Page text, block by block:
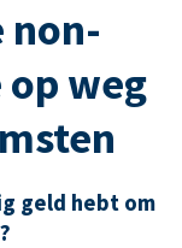
non-
weg
geld hebt om